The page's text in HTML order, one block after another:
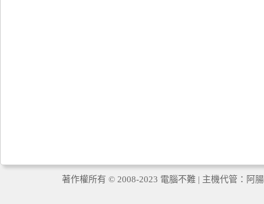
著作權所有 © 2008-2023 電腦不難 | 主機代管： 阿